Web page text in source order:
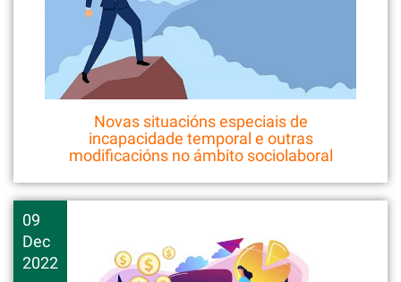
Novas situacións especiais de
incapacidade temporal e outras
modificacións no ámbito sociolaboral
09
Dec
2022